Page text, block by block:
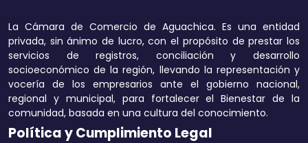
La Cámara de Comercio de Aguachica. Es una entidad
privada, sin ánimo de lucro, con el propósito de prestar los
servicios de registros, conciliación y desarrollo
socioeconómico de la región, llevando la representación y
vocería de los empresarios ante el gobierno nacional,
regional y municipal, para fortalecer el Bienestar de la
comunidad, basada en una cultura del conocimiento.
Política y Cumplimiento Legal
Aumentar el
texto
Disminuir el
texto
Aumentar la